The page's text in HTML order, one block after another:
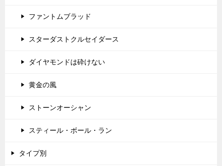
ファントムブラッド
スターダストクルセイダース
ダイヤモンドは砕けない
黄金の風
ストーンオーシャン
スティール・ボール・ラン
タイプ別